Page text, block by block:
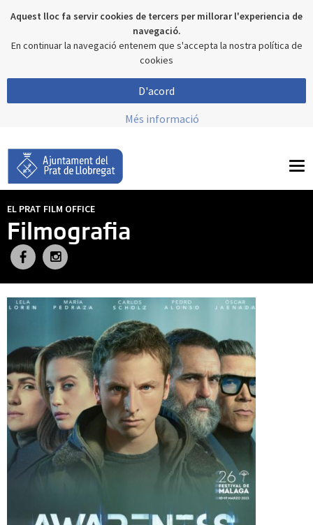
Aquest lloc fa servir cookies de tercers per millorar l'experiencia de
navegació.
En continuar la navegació entenem que s'accepta la nostra política de
cookies
D'acord
Més informació
EL PRAT FILM OFFICE
Filmografia